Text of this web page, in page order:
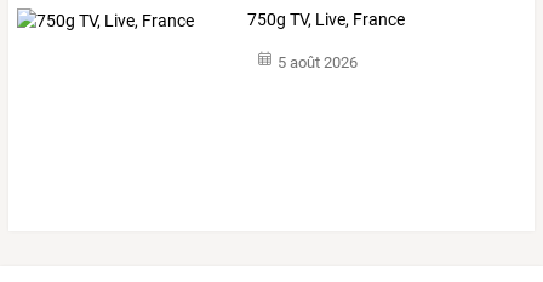
750g TV, Live, France
5 août 2026